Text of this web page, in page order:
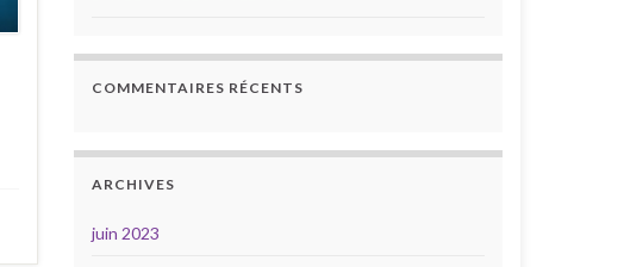
COMMENTAIRES RÉCENTS
ARCHIVES
juin 2023